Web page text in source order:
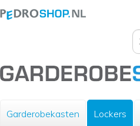
Garderobekasten Lockers